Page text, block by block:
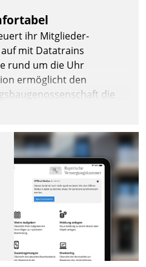
ihr Mitglieder-
mit Datatrains
rund um die Uhr
ermöglicht den
die
Tablet oder PC.